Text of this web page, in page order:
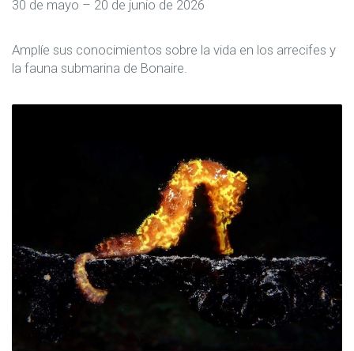
30 de mayo – 20 de junio de 2026
Amplíe sus conocimientos sobre la vida en los arrecifes y
la fauna submarina de Bonaire.